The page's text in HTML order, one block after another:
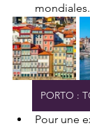
mondiales.
PORTO :
Pour une